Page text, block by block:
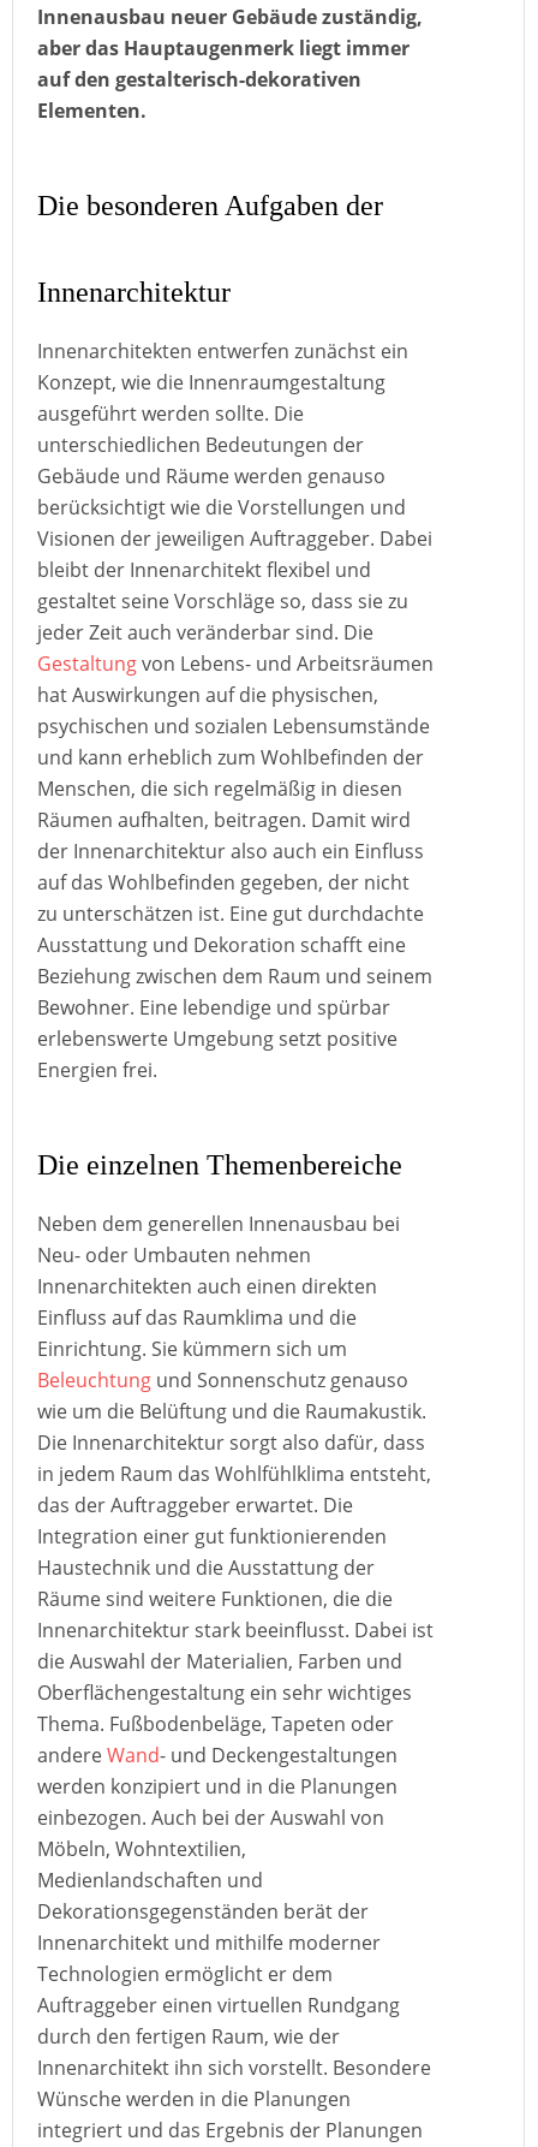
Innenausbau neuer Gebäude zuständig,
aber das Hauptaugenmerk liegt immer
auf den gestalterisch-dekorativen
Elementen.
Die besonderen Aufgaben der
Innenarchitektur
Innenarchitekten entwerfen zunächst ein
Konzept, wie die Innenraumgestaltung
ausgeführt werden sollte. Die
unterschiedlichen Bedeutungen der
Gebäude und Räume werden genauso
berücksichtigt wie die Vorstellungen und
Visionen der jeweiligen Auftraggeber. Dabei
bleibt der Innenarchitekt flexibel und
gestaltet seine Vorschläge so, dass sie zu
jeder Zeit auch veränderbar sind. Die
Gestaltungvon Lebens- und Arbeitsräumen
hat Auswirkungen auf die physischen,
psychischen und sozialen Lebensumstände
und kann erheblich zum Wohlbefinden der
Menschen, die sich regelmäßig in diesen
Räumen aufhalten, beitragen. Damit wird
der Innenarchitektur also auch ein Einfluss
auf das Wohlbefinden gegeben, der nicht
zu unterschätzen ist. Eine gut durchdachte
Ausstattung und Dekoration schafft eine
Beziehung zwischen dem Raum und seinem
Bewohner. Eine lebendige und spürbar
erlebenswerte Umgebung setzt positive
Energien frei.
Die einzelnen Themenbereiche
Neben dem generellen Innenausbau bei
Neu- oder Umbauten nehmen
Innenarchitekten auch einen direkten
Einfluss auf das Raumklima und die
Einrichtung. Sie kümmern sich um
Beleuchtung und Sonnenschutz genauso
wie um die Belüftung und die Raumakustik.
Die Innenarchitektur sorgt also dafür, dass
in jedem Raum das Wohlfühlklima entsteht,
das der Auftraggeber erwartet. Die
Integration einer gut funktionierenden
Haustechnik und die Ausstattung der
Räume sind weitere Funktionen, die die
Innenarchitektur stark beeinflusst. Dabei ist
die Auswahl der Materialien, Farben und
Oberflächengestaltung ein sehr wichtiges
Thema. Fußbodenbeläge, Tapeten oder
andereWand- und Deckengestaltungen
werden konzipiert und in die Planungen
einbezogen. Auch bei der Auswahl von
Möbeln, Wohntextilien,
Medienlandschaften und
Dekorationsgegenständen berät der
Innenarchitekt und mithilfe moderner
Technologien ermöglicht er dem
Auftraggeber einen virtuellen Rundgang
durch den fertigen Raum, wie der
Innenarchitekt ihn sich vorstellt. Besondere
Wünsche werden in die Planungen
integriert und das Ergebnis der Planungen